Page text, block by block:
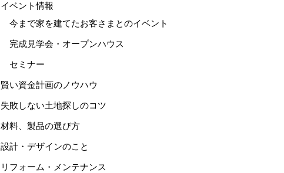
イベント情報
今まで家を建てたお客さまとのイベント
完成見学会・オープンハウス
セミナー
賢い資金計画のノウハウ
失敗しない土地探しのコツ
材料、製品の選び方
設計・デザインのこと
リフォーム・メンテナンス